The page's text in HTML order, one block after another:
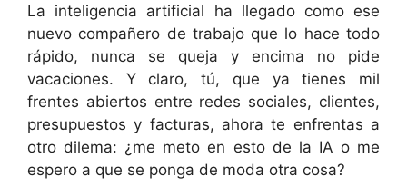
La inteligencia artificial ha llegado como ese
nuevo compañero de trabajo que lo hace todo
rápido, nunca se queja y encima no pide
vacaciones. Y claro, tú, que ya tienes mil
frentes abiertos entre redes sociales, clientes,
presupuestos y facturas, ahora te enfrentas a
otro dilema: ¿me meto en esto de la IA o me
espero a que se ponga de moda otra cosa?